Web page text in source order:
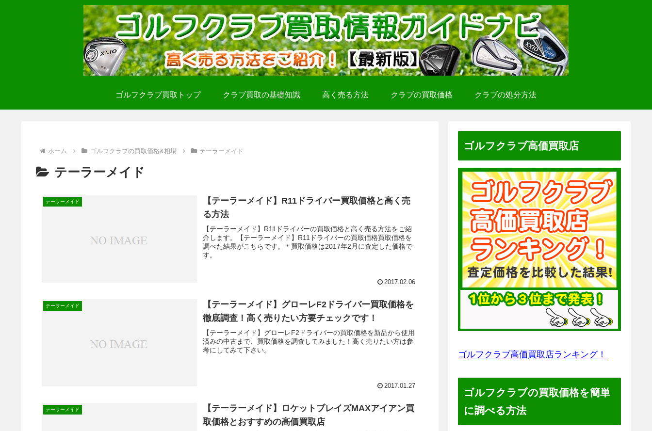
ゴルフクラブ買取トップ クラブ買取の基礎知識 高く売る方法 クラブの買取価格 クラブの処分方法
ホーム ゴルフクラブの買取価格&相場 テーラーメイド
テーラーメイド
テーラーメイド
【テーラーメイド】R11ドライバー買取価格と高く売
る方法
【テーラーメイド】R11ドライバーの買取価格と高く売る方法をご紹
介します。【テーラーメイド】R11ドライバーの買取価格買取価格を
調べた結果がこちらです。＊買取価格は2017年2月に査定した価格で
す。
2017.02.06
テーラーメイド
【テーラーメイド】グローレF2ドライバー買取価格を
徹底調査！高く売りたい方要チェックです！
【テーラーメイド】グローレF2ドライバーの買取価格を新品から使用
済みの中古まで、買取価格を調査してみました！高く売りたい方は参
考にしてみて下さい。
2017.01.27
テーラーメイド
【テーラーメイド】ロケットブレイズMAXアイアン買
取価格とおすすめの高価買取店
ゴルフクラブ高価買取店
ゴルフクラブ高価買取店ランキング！
ゴルフクラブの買取価格を簡単
に調べる方法